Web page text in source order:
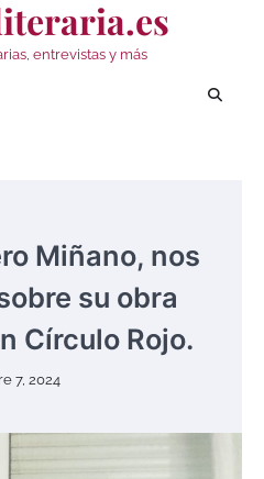
entrevistas y más
Miñano, nos
su obra
Círculo Rojo.
7, 2024